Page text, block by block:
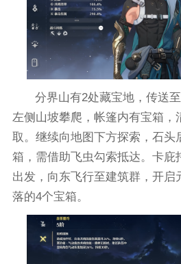
分界山有2处藏宝地，传送
左侧山坡攀爬，帐篷内有宝箱，
取。继续向地图下方探索，石头
箱，需借助飞虫勾索抵达。卡庇
出发，向东飞行至建筑群，开启
落的4个宝箱。